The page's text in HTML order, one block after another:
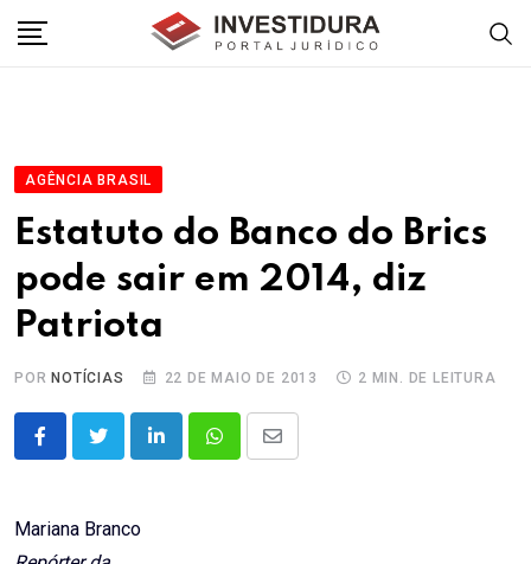
AGÊNCIA BRASIL
Estatuto do Banco do Brics
pode sair em 2014, diz
Patriota
POR NOTÍCIAS 22 DE MAIO DE 2013 2 MIN. DE LEITURA
LinkedInWhatsappShare
Mariana Branco